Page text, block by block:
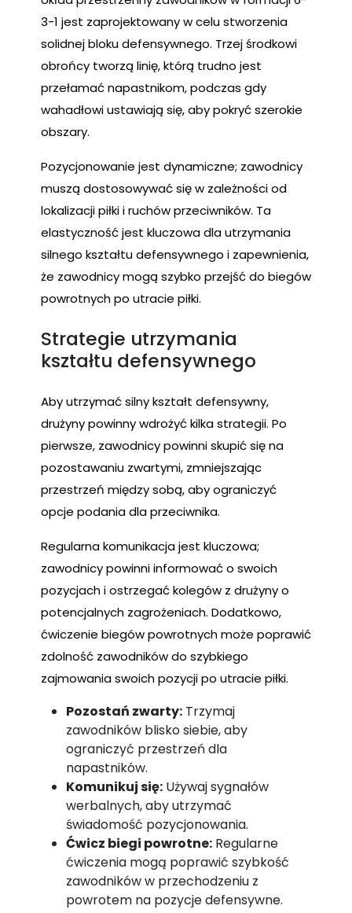
3-1 jest zaprojektowany w celu stworzenia
solidnej bloku defensywnego. Trzej środkowi
obrońcy tworzą linię, którą trudno jest
przełamać napastnikom, podczas gdy
wahadłowi ustawiają się, aby pokryć szerokie
obszary.
Pozycjonowanie jest dynamiczne; zawodnicy
muszą dostosowywać się w zależności od
lokalizacji piłki i ruchów przeciwników. Ta
elastyczność jest kluczowa dla utrzymania
silnego kształtu defensywnego i zapewnienia,
że zawodnicy mogą szybko przejść do biegów
powrotnych po utracie piłki.
Strategie utrzymania
kształtu defensywnego
Aby utrzymać silny kształt defensywny,
drużyny powinny wdrożyć kilka strategii. Po
pierwsze, zawodnicy powinni skupić się na
pozostawaniu zwartymi, zmniejszając
przestrzeń między sobą, aby ograniczyć
opcje podania dla przeciwnika.
Regularna komunikacja jest kluczowa;
zawodnicy powinni informować o swoich
pozycjach i ostrzegać kolegów z drużyny o
potencjalnych zagrożeniach. Dodatkowo,
ćwiczenie biegów powrotnych może poprawić
zdolność zawodników do szybkiego
zajmowania swoich pozycji po utracie piłki.
Pozostań zwarty: Trzymaj
zawodników blisko siebie, aby
ograniczyć przestrzeń dla
napastników.
Komunikuj się: Używaj sygnałów
werbalnych, aby utrzymać
świadomość pozycjonowania.
Ćwicz biegi powrotne: Regularne
ćwiczenia mogą poprawić szybkość
zawodników w przechodzeniu z
powrotem na pozycje defensywne.